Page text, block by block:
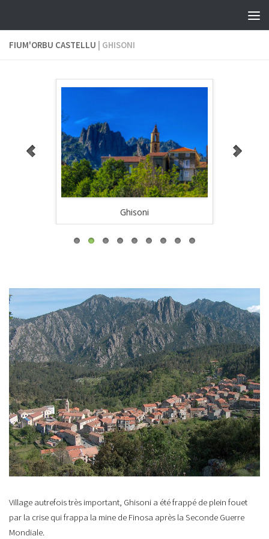
FIUM'ORBU CASTELLU | GHISONI
Ghisoni
Village autrefois très important, Ghisoni a été frappé de plein fouet
par la crise qui frappa la mine de Finosa après la Seconde Guerre
Mondiale.